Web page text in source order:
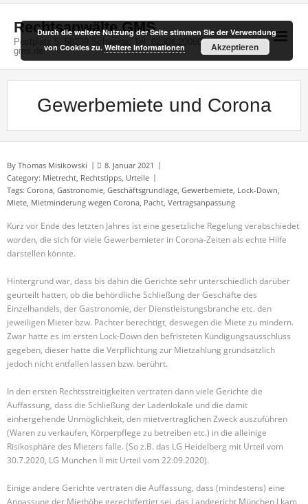
Skip
contentRechtsanwälte GMS
Postplatz 5, 58239 Schwerte, Tel: 02304.20060, info(at)kanzlei-
gms.de
Gewerbemiete und Corona
By Thomas Misikowski
8. Januar 2021
Category: Mietrecht, Rechtstipps, Urteile
Tags: Corona, Gastronomie, Geschäftsgrundlage, Gewerbemiete, Lock-Down,
Miete, Mietminderung wegen Corona, Pacht, Vertragsanpassung
Kurz vor Ende des letzten Jahres ist eine gesetzliche Regelung verabschiedet
worden, die sich für viele Gewerbemieter in Corona-Zeiten als echte Hilfe
darstellen könnte.
Hintergrund war, dass bis dahin die Gerichte sehr unterschiedlich darüber
geurteilt hatten, ob die behördliche Schließung der Geschäfte des
Einzelhandels, der Gastronomie, der Dienstleistungsbranche etc. den
jeweiligen Mieter bzw. Pächter berechtigt, deswegen die Miete zu mindern.
Zwar hatte es im ersten Lock-Down den befristeten Kündigungsausschluss
gegeben, dieser hatte die Verpflichtung zur Mietzahlung grundsätzlich
jedoch nicht entfallen lassen bzw. berührt.
In den ersten Rechtsstreitigkeiten vertraten dann viele Gerichte die
Auffassung, dass die Schließung der Ladenlokale und die damit
einhergehende Unmöglichkeit, den mietvertraglichen Zweck auszuführen
(Waren zu verkaufen, Körperpflege zu betreiben etc.) in die alleinige
Risikosphäre des Mieters falle. (So z.B. das LG Heidelberg mit Urteil vom
30.7.2020, LG München II mit Urteil vom 22.09.2020).
Einige andere Gerichte vertraten die Auffassung, dass (mindestens) eine
Anpassung der Miethöhe gerechtfertigt sei, das Landgericht München I kam
Durch die weitere Nutzung der Seite stimmen Sie der Verwendung
von Cookies zu. Weitere Informationen Akzeptieren